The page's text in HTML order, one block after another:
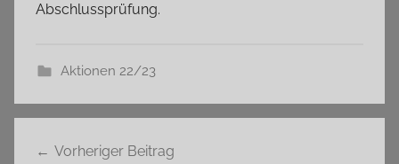
Abschlussprüfung.
Aktionen 22/23
Vorheriger Beitrag